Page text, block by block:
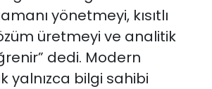
yönetmeyi, kısıtlı
üretmeyi ve analitik
dedi. Modern
yalnızca bilgi sahibi